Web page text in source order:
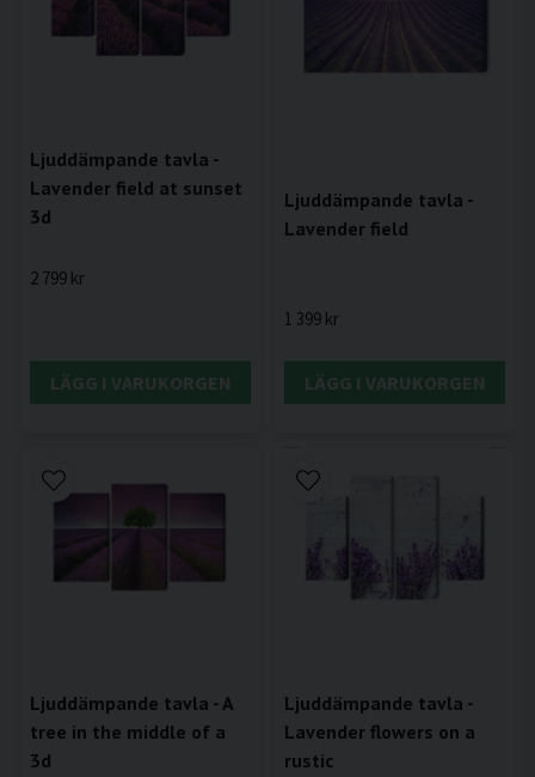
Ljuddämpande tavla -
Lavender field at sunset
3d
2 799 kr
LÄGG I VARUKORGEN
Ljuddämpande tavla -
Lavender field
1 399 kr
LÄGG I VARUKORGEN
Ljuddämpande tavla - A
tree in the middle of a
3d
Ljuddämpande tavla -
Lavender flowers on a
rustic